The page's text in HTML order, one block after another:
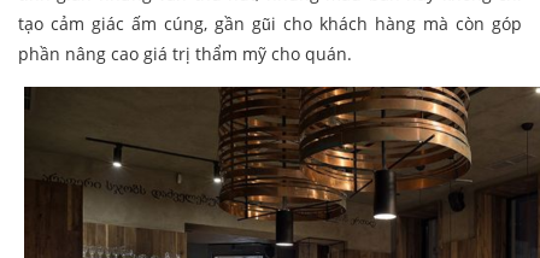
tạo cảm giác ấm cúng, gần gũi cho khách hàng mà còn góp
phần nâng cao giá trị thẩm mỹ cho quán.